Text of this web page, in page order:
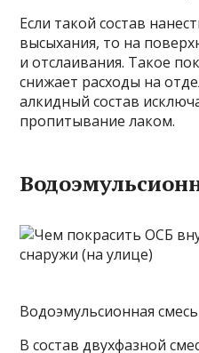
Если такой состав
высыхания, то на
и отслаивания. Такое
снижает расходы на
алкидный состав
пропитывание лаком.
Водоэмульсионная смесь
В состав двухфазной